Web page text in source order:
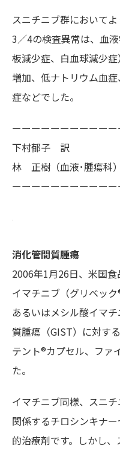
スニチニブ群において
3／4の検査異常は、血
板減少症、白血球減少
増加、低ナトリウム血
症などでした。
ーーーーーーーーーーー
下村郁子 訳
林 正樹（血液･腫瘍科
ーーーーーーーーーーー
消化管間質腫瘍
2006年1月26日、米国
イマチニブ（グリベッ
あるいはメシル酸イマ
質腫瘍（GIST）に対す
テント®カプセル、ファ
た。
イマチニブ同様、スニ
関係するチロシンキナ
的治療剤です。しかし